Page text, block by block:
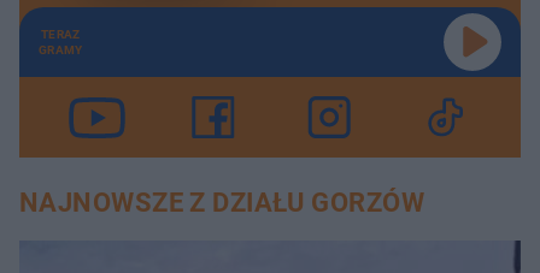
TERAZ
GRAMY
NAJNOWSZE Z DZIAŁU GORZÓW